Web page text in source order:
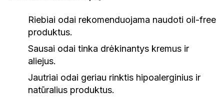
Riebiai odai rekomenduojama naudoti oil-free
produktus.
Sausai odai tinka drėkinantys kremus ir
aliejus.
Jautriai odai geriau rinktis hipoalerginius ir
natūralius produktus.